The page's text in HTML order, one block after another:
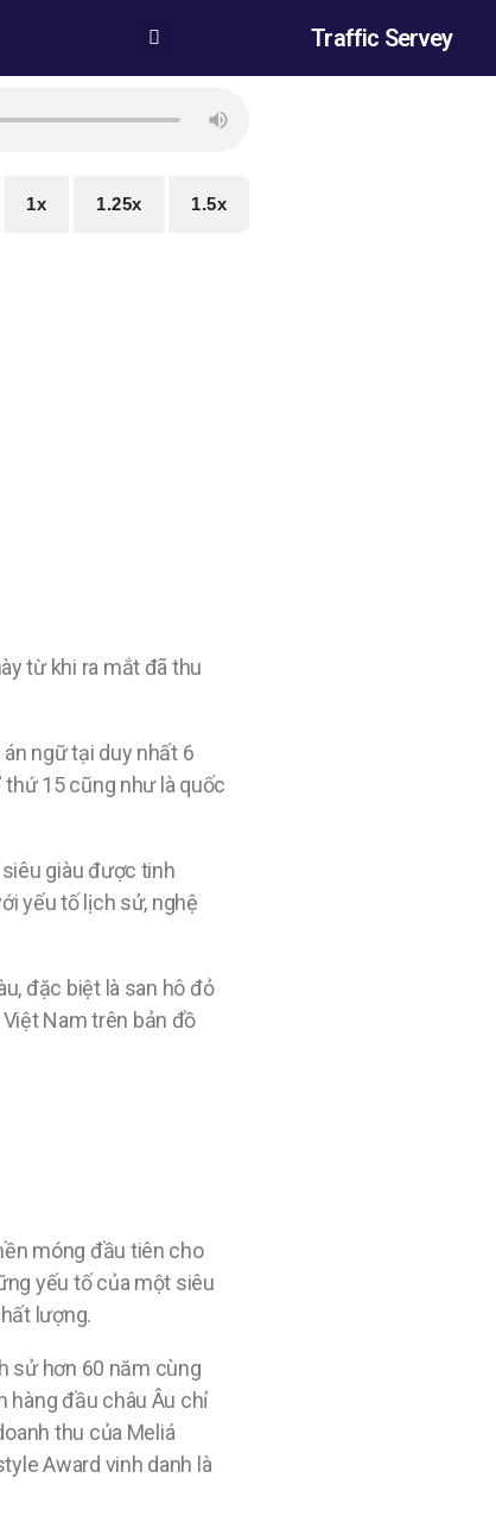
Traffic Servey
1x 1.25x 1.5x
từ khi ra mắt đã thu
ngữ tại duy nhất 6
thứ 15 cũng như là quốc
giàu được tinh
yếu tố lịch sử, nghệ
đặc biệt là san hô đỏ
Nam trên bản đồ
móng đầu tiên cho
yếu tố của một siêu
lượng.
sử hơn 60 năm cùng
hàng đầu châu Âu chỉ
thu của Meliá
Award vinh danh là